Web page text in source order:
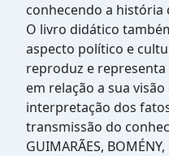
conhecendo a
O livro didático
aspecto político e
reproduz e
em relação a sua
interpretação dos
transmissão do
GUIMARÃES,